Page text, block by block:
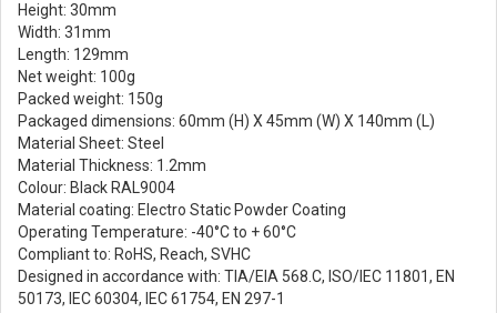
Height: 30mm
Width: 31mm
Length: 129mm
Net weight: 100g
Packed weight: 150g
Packaged dimensions: 60mm (H) X 45mm (W) X 140mm (L)
Material Sheet: Steel
Material Thickness: 1.2mm
Colour: Black RAL9004
Material coating: Electro Static Powder Coating
Operating Temperature: -40°C to + 60°C
Compliant to: RoHS, Reach, SVHC
Designed in accordance with: TIA/EIA 568.C, ISO/IEC 11801, EN
50173, IEC 60304, IEC 61754, EN 297-1